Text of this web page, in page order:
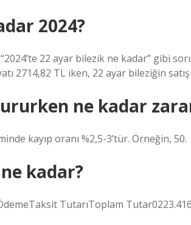
2024?
22 ayar bilezik ne kadar” gibi
2714,82 TL iken, 22 ayar bileziğin satış
ne kadar
kayıp oranı %2,5-3’tür. Örneğin, 50.
kadar?
TutarıToplam